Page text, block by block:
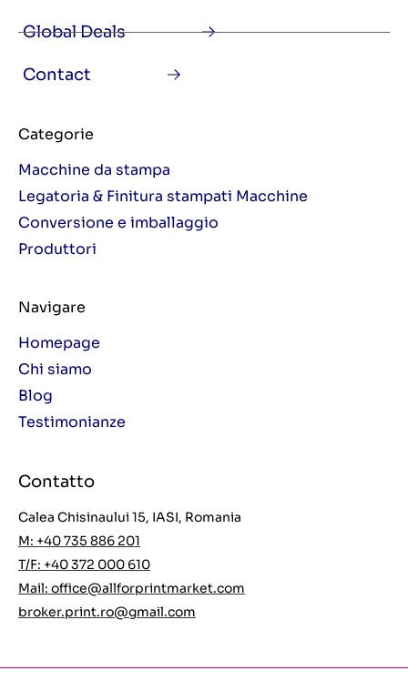
Global Deals
Contact
Categorie
Macchine da stampa
Legatoria & Finitura stampati Macchine
Conversione e imballaggio
Produttori
Navigare
Homepage
Chi siamo
Blog
Testimonianze
Contatto
Calea Chisinaului 15, IASI, Romania
M: +40 735 886 201
T/F: +40 372 000 610
Mail: office@allforprintmarket.com
broker.print.ro@gmail.com